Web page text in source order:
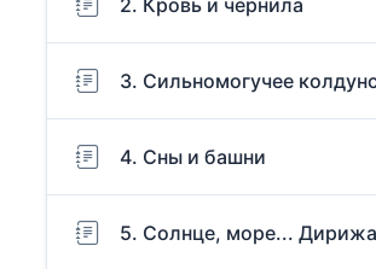
2. Кровь и чернила
3. Сильномогучее
4. Сны и башни
5. Солнце, море...